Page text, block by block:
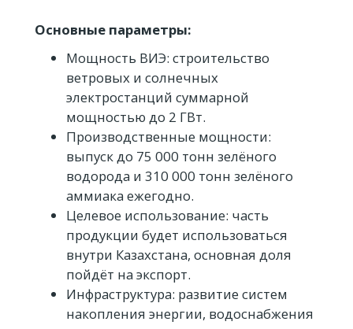
Основные параметры:
Мощность ВИЭ: строительство
ветровых и солнечных
электростанций суммарной
мощностью до 2 ГВт.
Производственные мощности:
выпуск до 75 000 тонн зелёного
водорода и 310 000 тонн зелёного
аммиака ежегодно.
Целевое использование: часть
продукции будет использоваться
внутри Казахстана, основная доля
пойдёт на экспорт.
Инфраструктура: развитие систем
накопления энергии, водоснабжения